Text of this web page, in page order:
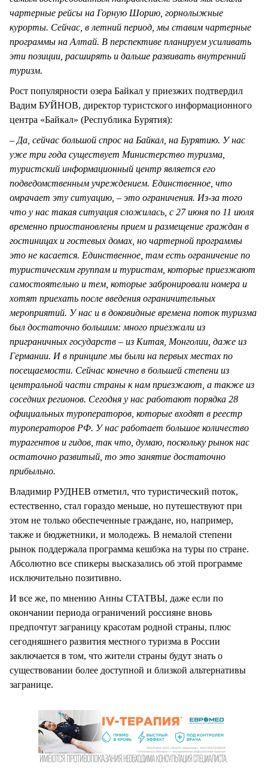
чартерные рейсы на Горную Шорию, горнолыжные
курорты. Сейчас, в летний период, мы ставим чартерные
программы на Алтай. В перспективе планируем усиливать
эти позиции, расширять и дальше развивать внутренний
туризм.
Рост популярности озера Байкал у приезжих подтвердил
Вадим БУЙНОВ, директор туристского информационного
центра «Байкал» (Республика Бурятия):
– Да, сейчас большой спрос на Байкал, на Бурятию. У нас
уже три года существует Министерство туризма,
туристский информационный центр является его
подведомственным учреждением. Единственное, что
омрачает эту ситуацию, – это ограничения. Из-за того
что у нас такая ситуация сложилась, с 27 июня по 11 июля
временно приостановлены прием и размещение граждан в
гостиницах и гостевых домах, но чартерной программы
это не касается. Единственное, там есть ограничение по
туристическим группам и туристам, которые приезжают
самостоятельно и тем, которые забронировали номера и
хотят приехать после введения ограничительных
мероприятий. У нас и в доковидные времена поток туризма
был достаточно большим: много приезжали из
приграничных государств – из Китая, Монголии, даже из
Германии. И в принципе мы были на первых местах по
посещаемости. Сейчас конечно в большей степени из
центральной части страны к нам приезжают, а также из
соседних регионов. Сегодня у нас работают порядка 28
официальных туроператоров, которые входят в реестр
туроператоров РФ. У нас работает большое количество
турагентов и гидов, так что, думаю, поскольку рынок нас
остаточно развитый, то это занятие достаточно
прибыльно.
Владимир РУДНЕВ отметил, что туристический поток,
естественно, стал гораздо меньше, но путешествуют при
этом не только обеспеченные граждане, но, например,
также и бюджетники, и молодежь. В немалой степени
рынок поддержала программа кешбэка на туры по стране.
Абсолютно все спикеры высказались об этой программе
исключительно позитивно.
И все же, по мнению Анны СТАТВЫ, даже если по
окончании периода ограничений россияне вновь
предпочтут заграницу красотам родной страны, плюс
сегодняшнего развития местного туризма в России
заключается в том, что жители страны будут знать о
существовании более доступной и близкой альтернативы
загранице.